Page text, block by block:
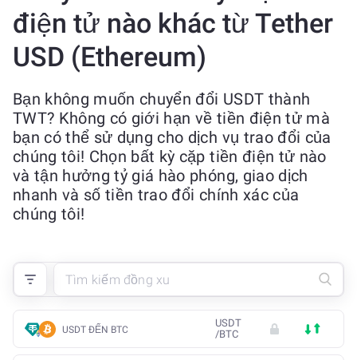
điện tử nào khác từ Tether
USD (Ethereum)
Bạn không muốn chuyển đổi USDT thành
TWT? Không có giới hạn về tiền điện tử mà
bạn có thể sử dụng cho dịch vụ trao đổi của
chúng tôi! Chọn bất kỳ cặp tiền điện tử nào
và tận hưởng tỷ giá hào phóng, giao dịch
nhanh và số tiền trao đổi chính xác của
chúng tôi!
USDT ĐẾN BTC
USDT
/BTC